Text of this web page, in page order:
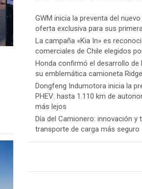
GWM inicia la preventa del
oferta exclusiva para sus
La campaña «Kia In» es
comerciales de Chile elegidos
Honda confirmó el desarrollo de
su emblemática camioneta
Dongfeng Indumotora inicia la
PHEV: hasta 1.110 km de
más lejos
Día del Camionero: innovación y
transporte de carga más seguro